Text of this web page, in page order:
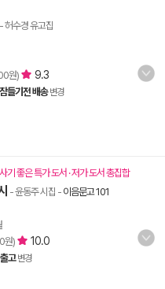
- 허수경 유고집
원) 9.3
잠들기전 배송 변경
기 좋은 특가 도서 · 저가 도서 총집합
- 윤동주 시집 - 이음문고 101
원) 10.0
고 변경